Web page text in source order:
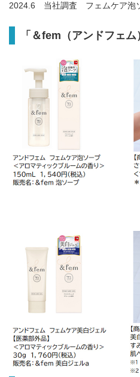
2024.6 当社調査 フェムケア泡
「＆fem（アンドフェ